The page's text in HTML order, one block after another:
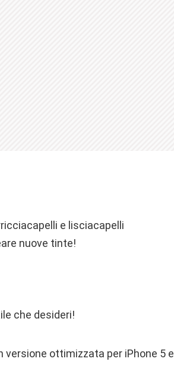
e lisciacapelli
nuove tinte!
che desideri!
versione ottimizzata per iPhone 5 e